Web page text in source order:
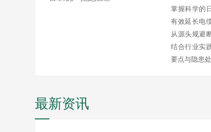
掌握科学的
有效延长电
从源头规避
结合行业实
要点与隐患处
最新资讯